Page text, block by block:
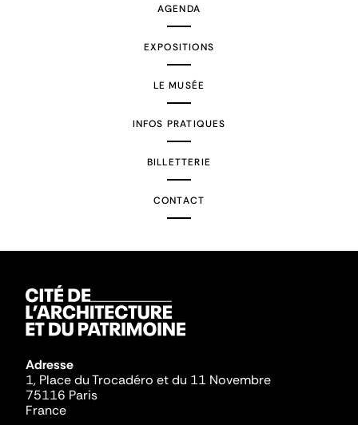
AGENDA
EXPOSITIONS
LE MUSÉE
INFOS PRATIQUES
BILLETTERIE
CONTACT
Adresse
1, Place du Trocadéro et du 11 Novembre
75116 Paris
France